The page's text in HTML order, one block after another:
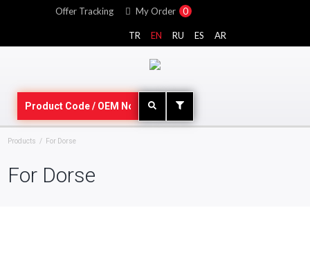
Offer Tracking My Order 0
TR EN RU ES AR
Products For Dorse
For Dorse